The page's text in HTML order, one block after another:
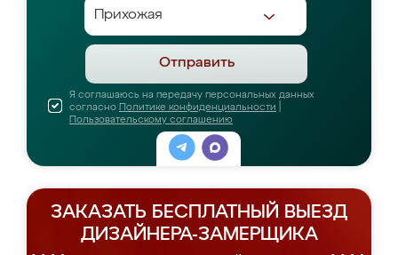
Отправить
Я соглашаюсь на передачу персональных данных
согласно Политике конфиденциальности
Пользовательскому соглашению
ЗАКАЗАТЬ БЕСПЛАТНЫЙ ВЫЕЗД
ДИЗАЙНЕРА-ЗАМЕРЩИКА